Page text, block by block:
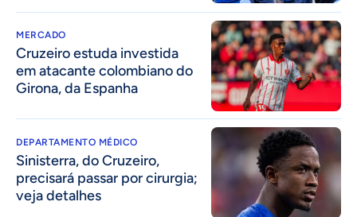
MERCADO
Cruzeiro estuda investida
em atacante colombiano do
Girona, da Espanha
DEPARTAMENTO MÉDICO
Sinisterra, do Cruzeiro,
precisará passar por cirurgia;
veja detalhes